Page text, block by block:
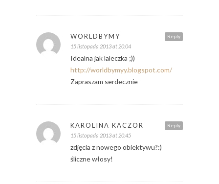
Reply
WORLDBYMY
15 listopada 2013 at 20:04
Idealna jak laleczka ;))
http://worldbymyy.blogspot.com/
Zapraszam serdecznie
Reply
KAROLINA KACZOR
15 listopada 2013 at 20:45
zdjęcia z nowego obiektywu?:)
śliczne włosy!